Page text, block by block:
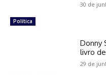
Política
30 de
Donny
livro
29 de